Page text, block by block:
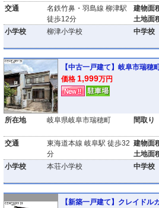
交通
名鉄竹鼻・羽島線 柳津駅
徒歩12分
建物面
土地面
小学校 柳津小学校 中学校
【中古一戸建て】岐阜市瑞穂
価格 1,999万円
所在地 岐阜県岐阜市瑞穂町 間取り
交通
東海道本線 岐阜駅 徒歩32
分
建物面
土地面
小学校 本荘小学校 中学校